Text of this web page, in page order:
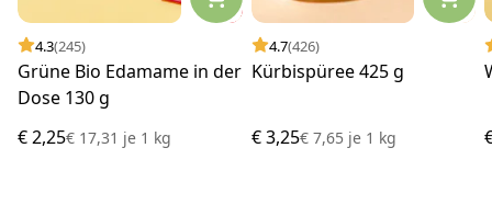
4.3(245)
Grüne Bio Edamame in der
Dose 130 g
€ 2,25€ 17,31 je 1 kg
4.7(426)
Kürbispüree 425 g
€ 3,25€ 7,65 je1 kg